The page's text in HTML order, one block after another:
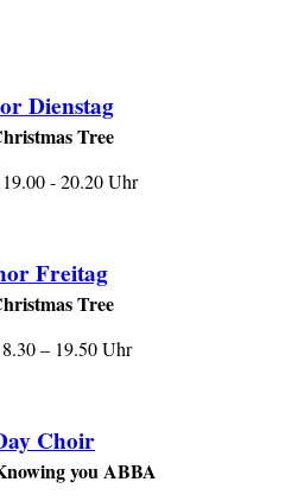
Dienstag
Tree
- 20.20 Uhr
Freitag
Tree
– 19.50 Uhr
Choir
you ABBA